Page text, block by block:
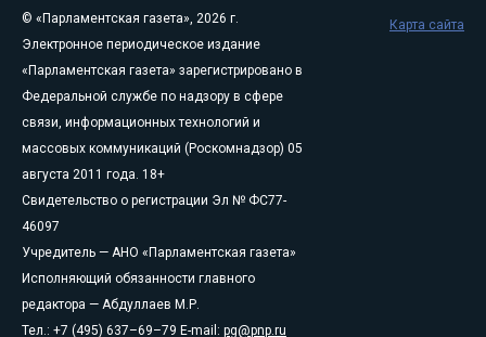
© «Парламентская газета», 2026 г.
Электронное периодическое издание
«Парламентская газета» зарегистрировано в
Федеральной службе по надзору в сфере
связи, информационных технологий и
массовых коммуникаций (Роскомнадзор) 05
августа 2011 года. 18+
Свидетельство о регистрации Эл № ФС77-
46097
Учредитель — АНО «Парламентская газета»
Исполняющий обязанности главного
редактора — Абдуллаев М.Р.
Тел.: +7 (495) 637–69–79 E-mail: pg@pnp.ru
Карта сайта